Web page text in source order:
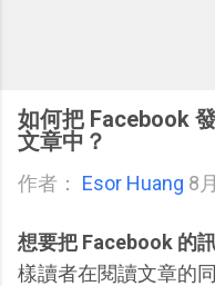
如何把 Facebook
文章中？
作者： Esor Huang 8
想要把 Facebook 的
樣讀者在閱讀文章的